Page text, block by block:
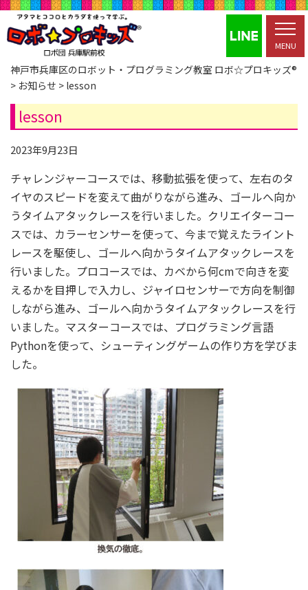
MENU
神戸市兵庫区のロボット・プログラミング教室 ロボ☆プロキッズ®
> お知らせ > lesson
lesson
2023年9月23日
チャレンジャーコースでは、移動拡張を使って、左右のタ
イヤのスピードを変えて曲がりながら進み、ゴールへ向か
うタイムアタックレースを行いました。クリエイターコー
スでは、カラーセンサーを使って、今まで覚えたライント
レースを駆使し、ゴールへ向かうタイムアタックレースを
行いました。プロコースでは、カベから何cmで向きを変
えるかを目押しで入力し、ジャイロセンサーで方向を制御
しながら進み、ゴールへ向かうタイムアタックレースを行
いました。マスターコースでは、プログラミング言語
Pythonを使って、シューティングゲームの作り方を学びま
した。